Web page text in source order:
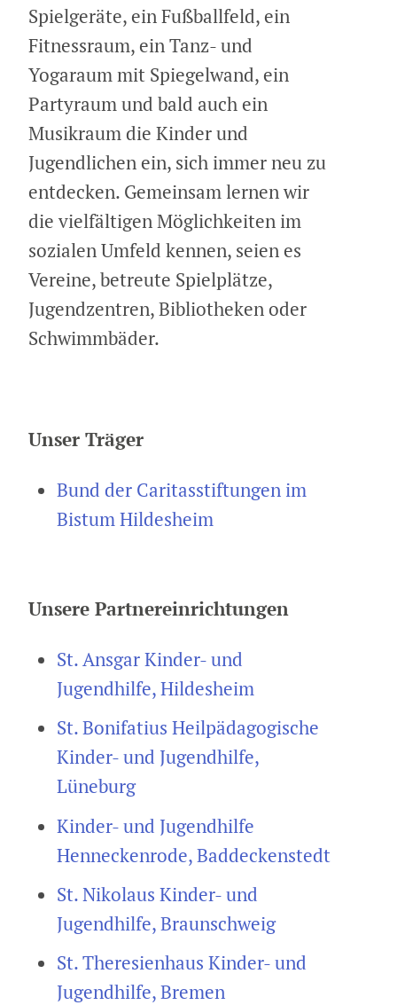
Spielgeräte, ein Fußballfeld, ein
Fitnessraum, ein Tanz- und
Yogaraum mit Spiegelwand, ein
Partyraum und bald auch ein
Musikraum die Kinder und
Jugendlichen ein, sich immer neu zu
entdecken. Gemeinsam lernen wir
die vielfältigen Möglichkeiten im
sozialen Umfeld kennen, seien es
Vereine, betreute Spielplätze,
Jugendzentren, Bibliotheken oder
Schwimmbäder.
Unser Träger
Bund der Caritasstiftungen im
Bistum Hildesheim
Unsere Partnereinrichtungen
St. Ansgar Kinder- und
Jugendhilfe, Hildesheim
St. Bonifatius Heilpädagogische
Kinder- und Jugendhilfe,
Lüneburg
Kinder- und Jugendhilfe
Henneckenrode, Baddeckenstedt
St. Nikolaus Kinder- und
Jugendhilfe, Braunschweig
St. Theresienhaus Kinder- und
Jugendhilfe, Bremen